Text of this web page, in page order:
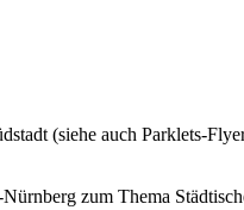
(siehe auch Parklets-
zum Thema